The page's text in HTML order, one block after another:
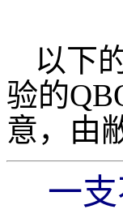
以下
验的
意，由
一